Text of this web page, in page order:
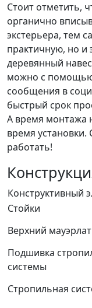
Стоит отметить,
органично
экстерьера, тем
практичную, но и
деревянный
можно с помощью
сообщения в
быстрый срок
А время монтажа
время
работать!
Конструктивный
Стойки
Верхний мауэрлат
Подшивка
системы
Стропильная